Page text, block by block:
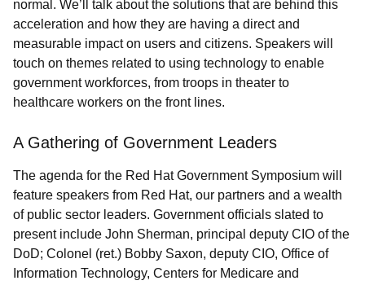
normal. We’ll talk about the solutions that are behind this
acceleration and how they are having a direct and
measurable impact on users and citizens. Speakers will
touch on themes related to using technology to enable
government workforces, from troops in theater to
healthcare workers on the front lines.
A Gathering of Government Leaders
The agenda for the Red Hat Government Symposium will
feature speakers from Red Hat, our partners and a wealth
of public sector leaders. Government officials slated to
present include John Sherman, principal deputy CIO of the
DoD; Colonel (ret.) Bobby Saxon, deputy CIO, Office of
Information Technology, Centers for Medicare and